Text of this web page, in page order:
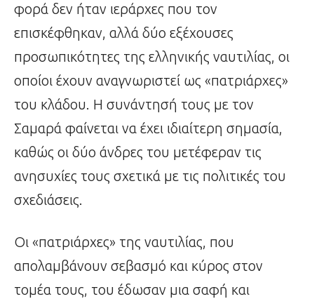
φορά δεν ήταν ιεράρχες που τον
επισκέφθηκαν, αλλά δύο εξέχουσες
προσωπικότητες της ελληνικής ναυτιλίας, οι
οποίοι έχουν αναγνωριστεί ως «πατριάρχες»
του κλάδου. Η συνάντησή τους με τον
Σαμαρά φαίνεται να έχει ιδιαίτερη σημασία,
καθώς οι δύο άνδρες του μετέφεραν τις
ανησυχίες τους σχετικά με τις πολιτικές του
σχεδιάσεις.
Οι «πατριάρχες» της ναυτιλίας, που
απολαμβάνουν σεβασμό και κύρος στον
τομέα τους, του έδωσαν μια σαφή και